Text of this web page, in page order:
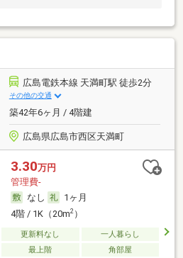
広島電鉄本線 天満町駅 徒歩2分
その他の交通
築42年6ヶ月 / 4階建
広島県広島市西区天満町
3.30万円
管理費-
なし
1ヶ月
4階 / 1K（20m2）
更新料なし
一人暮らし
最上階 角部屋